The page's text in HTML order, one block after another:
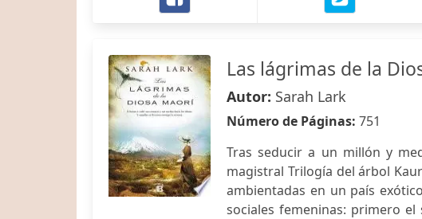
Las lágrimas de la
Autor: Sarah Lark
Número de Páginas: 751
Tras seducir a un millón y
magistral Trilogía del árbol
ambientadas en un país
sociales femeninas: primero